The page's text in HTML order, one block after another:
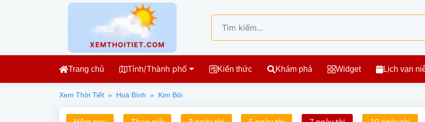
Trang chủ Tỉnh/Thành phố Kiến thức Khám phá Widget Lịch vạn
Xem Thời Tiết » Hoà Bình » Kim Bôi